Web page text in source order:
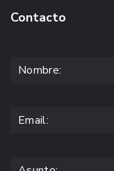
Contacto